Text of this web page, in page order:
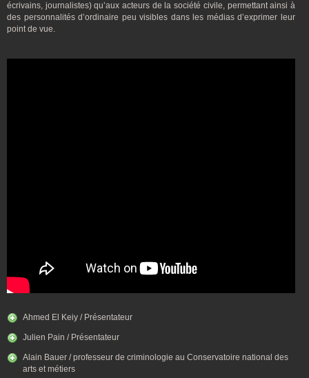
écrivains, journalistes) qu’aux acteurs de la société civile, permettant ainsi à
des personnalités d’ordinaire peu visibles dans les médias d’exprimer leur
point de vue.
Ahmed El Keiy / Présentateur
Julien Pain / Présentateur
Alain Bauer / professeur de criminologie au Conservatoire national des
arts et métiers